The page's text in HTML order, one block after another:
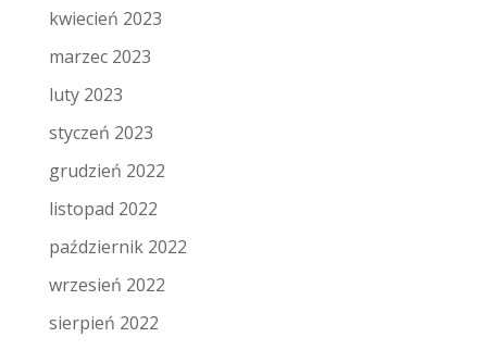
kwiecień 2023
marzec 2023
luty 2023
styczeń 2023
grudzień 2022
listopad 2022
październik 2022
wrzesień 2022
sierpień 2022